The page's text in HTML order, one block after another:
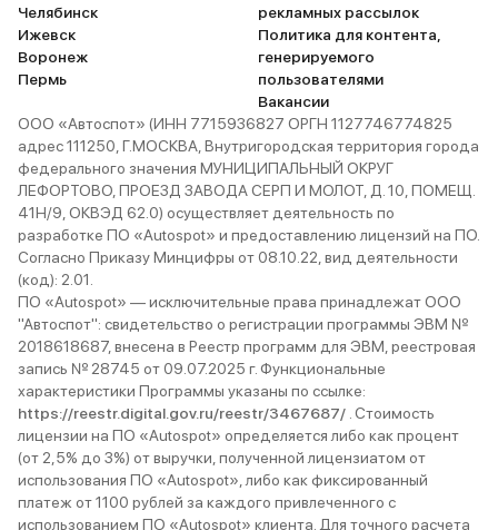
Челябинск
Ижевск
Воронеж
Пермь
рекламных рассылок
Политика для контента,
генерируемого
пользователями
Вакансии
ООО «Автоспот» (ИНН 7715936827 ОРГН 1127746774825
адрес 111250, Г.МОСКВА, Внутригородская территория города
федерального значения МУНИЦИПАЛЬНЫЙ ОКРУГ
ЛЕФОРТОВО, ПРОЕЗД ЗАВОДА СЕРП И МОЛОТ, Д. 10, ПОМЕЩ.
41Н/9, ОКВЭД 62.0) осуществляет деятельность по
разработке ПО «Autospot» и предоставлению лицензий на ПО.
Согласно Приказу Минцифры от 08.10.22, вид деятельности
(код): 2.01.
ПО «Autospot» — исключительные права принадлежат ООО
"Автоспот": свидетельство о регистрации программы ЭВМ №
2018618687, внесена в Реестр программ для ЭВМ, реестровая
запись № 28745 от 09.07.2025 г. Функциональные
характеристики Программы указаны по ссылке:
https://reestr.digital.gov.ru/reestr/3467687/ . Стоимость
лицензии на ПО «Autospot» определяется либо как процент
(от 2,5% до 3%) от выручки, полученной лицензиатом от
использования ПО «Autospot», либо как фиксированный
платеж от 1100 рублей за каждого привлеченного с
использованием ПО «Autospot» клиента. Для точного расчета